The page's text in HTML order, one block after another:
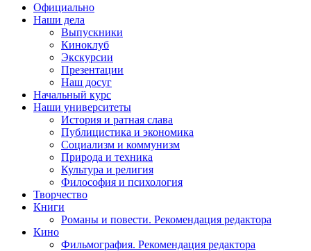
Официально
Наши дела
Выпускники
Киноклуб
Экскурсии
Презентации
Наш досуг
Начальный курс
Наши университеты
История и ратная слава
Публицистика и экономика
Социализм и коммунизм
Природа и техника
Культура и религия
Философия и психология
Творчество
Книги
Романы и повести. Рекомендация редактора
Кино
Фильмография. Рекомендация редактора